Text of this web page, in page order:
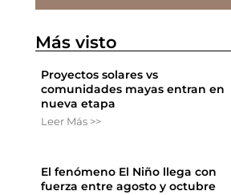
Más visto
Proyectos solares vs
comunidades mayas entran en
nueva etapa
Leer Más >>
El fenómeno El Niño llega con
fuerza entre agosto y octubre